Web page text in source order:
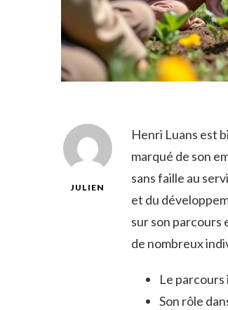
JULIEN
Henri Luans est
marqué de son
sans faille au
et du
sur son parcours
de nombreux
Le parcours
Son rôle